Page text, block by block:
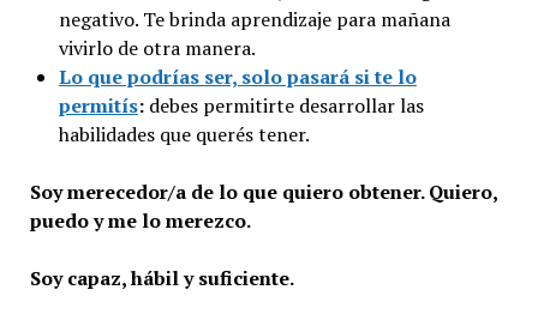
negativo. Te brinda aprendizaje para mañana
vivirlo de otra manera.
Lo que podrías ser, solo pasará si te lo
permitís: debes permitirte desarrollar las
habilidades que querés tener.
Soy merecedor/a de lo que quiero obtener. Quiero,
puedo y me lo merezco.
Soy capaz, hábil y suficiente.